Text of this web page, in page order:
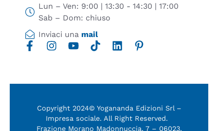
Lun – Ven: 9:00 | 13:30 - 14:30 | 17:00
Sab – Dom: chiuso
Inviaci una mail
Copyright 2024© Yogananda Edizioni Srl –
Impresa sociale. All Right Reserved.
Frazione Morano Madonnuccia, 7 – 06023,